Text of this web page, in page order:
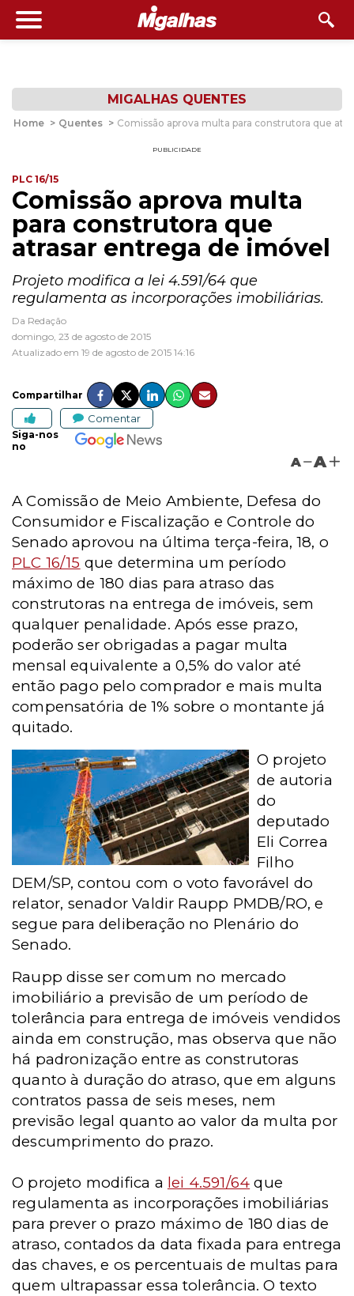
MIGALHAS QUENTES
Home > Quentes > Comissão aprova multa para construtora que
PUBLICIDADE
PLC 16/15
Comissão aprova multa
para construtora que
atrasar entrega de imóvel
Projeto modifica a lei 4.591/64 que
regulamenta as incorporações imobiliárias.
Da Redação
domingo, 23 de agosto de 2015
Atualizado em 19 de agosto de 2015 14:16
Compartilhar
Comentar
Siga-nos
no
A A
A Comissão de Meio Ambiente, Defesa do
Consumidor e Fiscalização e Controle do
Senado aprovou na última terça-feira, 18, o
PLC 16/15 que determina um período
máximo de 180 dias para atraso das
construtoras na entrega de imóveis, sem
qualquer penalidade. Após esse prazo,
poderão ser obrigadas a pagar multa
mensal equivalente a 0,5% do valor até
então pago pelo comprador e mais multa
compensatória de 1% sobre o montante já
quitado.
O projeto
de autoria
do
deputado
Eli Correa
Filho
DEM/SP, contou com o voto favorável do
relator, senador Valdir Raupp PMDB/RO, e
segue para deliberação no Plenário do
Senado.
Raupp disse ser comum no mercado
imobiliário a previsão de um período de
tolerância para entrega de imóveis vendidos
ainda em construção, mas observa que não
há padronização entre as construtoras
quanto à duração do atraso, que em alguns
contratos passa de seis meses, nem
previsão legal quanto ao valor da multa por
descumprimento do prazo.
O projeto modifica a lei 4.591/64 que
regulamenta as incorporações imobiliárias
para prever o prazo máximo de 180 dias de
atraso, contados da data fixada para entrega
das chaves, e os percentuais de multas para
quem ultrapassar essa tolerância. O texto